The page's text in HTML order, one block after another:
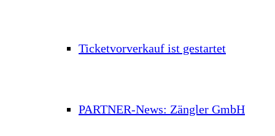
Ticketvorverkauf ist gestartet
PARTNER-News: Zängler GmbH